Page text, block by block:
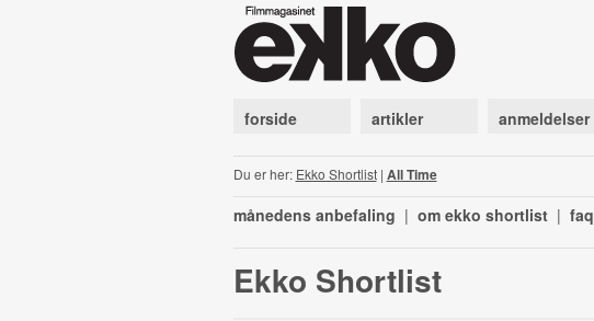
forside artikler anmeldelser
Du er her: Ekko Shortlist| All Time
månedens anbefaling | om ekko shortlist | faq
Ekko Shortlist